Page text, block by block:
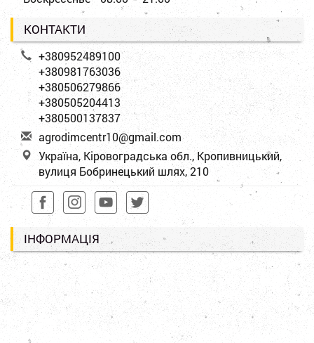
КОНТАКТИ
+380952489100
+380981763036
+380506279866
+380505204413
+380500137837
agrodimcentr10@gmail.com
Україна, Кіровоградська обл., Кропивницький,
вулиця Бобринецький шлях, 210
ІНФОРМАЦІЯ